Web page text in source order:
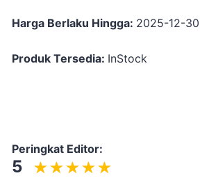
Harga Berlaku Hingga: 2025-12-30
Produk Tersedia: InStock
Peringkat Editor:
5